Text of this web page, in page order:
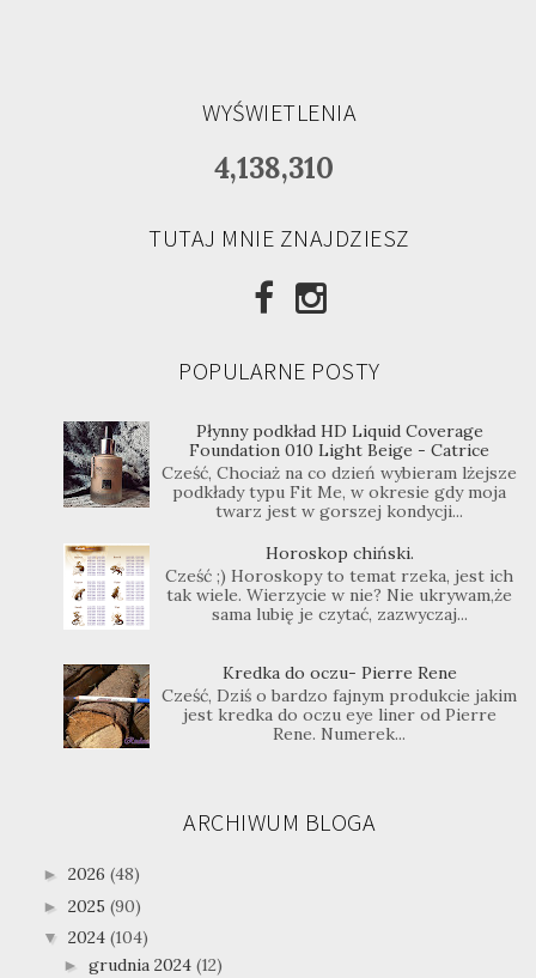
WYŚWIETLENIA
4,138,310
TUTAJ MNIE ZNAJDZIESZ
POPULARNE POSTY
Płynny podkład HD Liquid Coverage
Foundation 010 Light Beige - Catrice
Cześć, Chociaż na co dzień wybieram lżejsze
podkłady typu Fit Me, w okresie gdy moja
twarz jest w gorszej kondycji...
Horoskop chiński.
Cześć ;) Horoskopy to temat rzeka, jest ich
tak wiele. Wierzycie w nie? Nie ukrywam,że
sama lubię je czytać, zazwyczaj...
Kredka do oczu- Pierre Rene
Cześć, Dziś o bardzo fajnym produkcie jakim
jest kredka do oczu eye liner od Pierre
Rene. Numerek...
ARCHIWUM BLOGA
► 2026 (48)
► 2025 (90)
▼ 2024 (104)
► grudnia 2024 (12)